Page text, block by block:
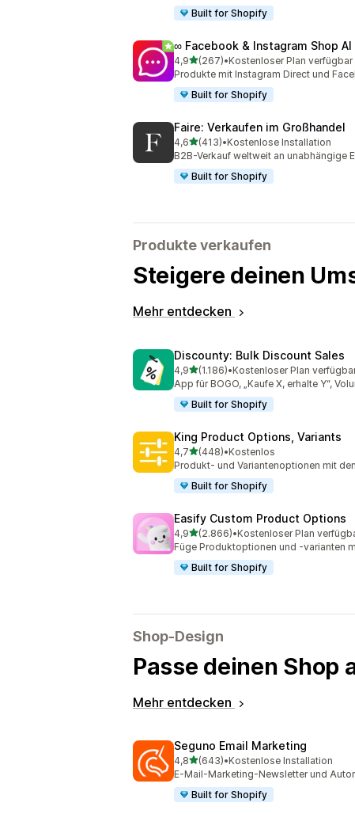
Built for Shopify
∞ Facebook & Instagram Shop AI
4,9von 5 Sternen
(267)
267 Rezensionen insgesamt
•Kostenloser Plan verfügbar
Produkte mit Instagram Direct und
Built for Shopify
Faire: Verkaufen im Großhandel
4,6von 5 Sternen
(413)
413 Rezensionen insgesamt
•Kostenlose Installation
B2B-Verkauf weltweit an unabhängige
Built for Shopify
Produkte verkaufen
Steigere deinen
Mehr entdecken
Discounty: Bulk Discount Sales
4,9von 5 Sternen
(1.186)
1186 Rezensionen insgesamt
•Kostenloser Plan
App für BOGO, „Kaufe X, erhalte Y“,
Built for Shopify
King Product Options, Variants
4,7von 5 Sternen
(448)
448 Rezensionen insgesamt
•Kostenlos
Produkt- und Variantenoptionen mit
Built for Shopify
Easify Custom Product Options
4,9von 5 Sternen
(2.866)
2866 Rezensionen insgesamt
•Kostenloser Plan
Füge Produktoptionen und -varianten
Built for Shopify
Shop-Design
Passe deinen Shop
Mehr entdecken
Seguno Email Marketing
4,8von 5 Sternen
(643)
643 Rezensionen insgesamt
•Kostenlose Installation
E-Mail-Marketing-Newsletter und
Built for Shopify